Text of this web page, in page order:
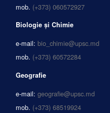
mob. (+373) 060572927
Biologie și Chimie
e-mail: bio_chimie@upsc.md
mob. (+373) 60572284
Geografie
e-mail: geografie@upsc.md
mob. (+373) 68519924